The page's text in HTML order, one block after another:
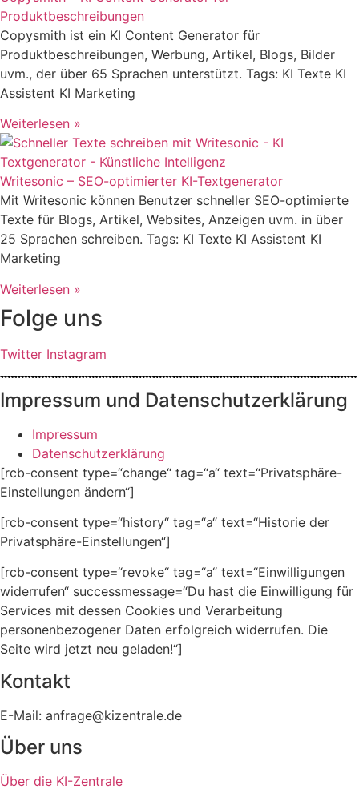
Produktbeschreibungen
Copysmith ist ein KI Content Generator für
Produktbeschreibungen, Werbung, Artikel, Blogs, Bilder
uvm., der über 65 Sprachen unterstützt. Tags: KI Texte KI
Assistent KI Marketing
Weiterlesen »
Writesonic – SEO-optimierter KI-Textgenerator
Mit Writesonic können Benutzer schneller SEO-optimierte
Texte für Blogs, Artikel, Websites, Anzeigen uvm. in über
25 Sprachen schreiben. Tags: KI Texte KI Assistent KI
Marketing
Weiterlesen »
Folge uns
Twitter Instagram
Impressum und Datenschutzerklärung
Impressum
Datenschutzerklärung
[rcb-consent type=“change“ tag=“a“ text=“Privatsphäre-
Einstellungen ändern“]
[rcb-consent type=“history“ tag=“a“ text=“Historie der
Privatsphäre-Einstellungen“]
[rcb-consent type=“revoke“ tag=“a“ text=“Einwilligungen
widerrufen“ successmessage=“Du hast die Einwilligung für
Services mit dessen Cookies und Verarbeitung
personenbezogener Daten erfolgreich widerrufen. Die
Seite wird jetzt neu geladen!“]
Kontakt
E-Mail: anfrage@kizentrale.de
Über uns
Über die KI-Zentrale